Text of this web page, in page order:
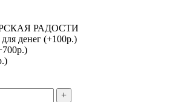
РАДОСТИ
денег (+100р.)
+